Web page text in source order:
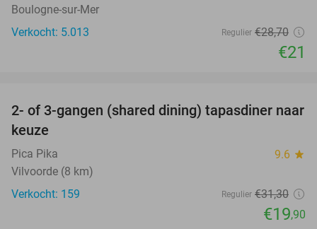
Boulogne-sur-Mer
Verkocht: 5.013
Regulier €28,70
€21
36%
2- of 3-gangen (shared dining) tapasdiner naar
keuze
Pica Pika 9.6 star
Vilvoorde (8 km)
Verkocht: 159
Regulier €31,30
€19,90